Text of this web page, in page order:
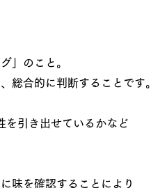
」のこと。
総合的に判断することです。
を​引き出せているかなど
味を確認することにより